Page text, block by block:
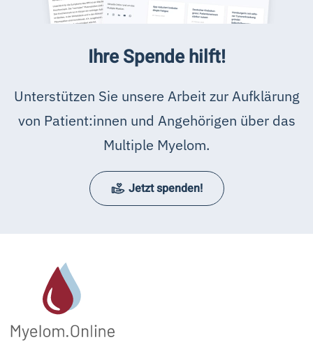
Ihre Spende hilft!
Unterstützen Sie unsere Arbeit zur Aufklärung
von Patient:innen und Angehörigen über das
Multiple Myelom.
Jetzt spenden!